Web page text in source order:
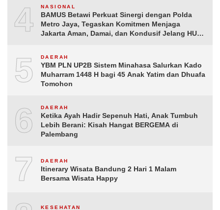
4 NASIONAL
BAMUS Betawi Perkuat Sinergi dengan Polda
Metro Jaya, Tegaskan Komitmen Menjaga
Jakarta Aman, Damai, dan Kondusif Jelang HUT
5 DAERAH
YBM PLN UP2B Sistem Minahasa Salurkan Kado
Muharram 1448 H bagi 45 Anak Yatim dan Dhuafa
Tomohon
6 DAERAH
Ketika Ayah Hadir Sepenuh Hati, Anak Tumbuh
Lebih Berani: Kisah Hangat BERGEMA di
Palembang
7 DAERAH
Itinerary Wisata Bandung 2 Hari 1 Malam
Bersama Wisata Happy
KESEHATAN